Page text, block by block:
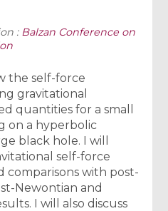
: Balzan Conference on
the self-force
gravitational
quantities for a small
on a hyperbolic
black hole. I will
self-force
comparisons with post-
Newontian and
I will also discuss